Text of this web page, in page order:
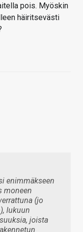
pois. Myöskin
häiritsevästi
enimmäkseen
moneen
(jo
lukuun
joista